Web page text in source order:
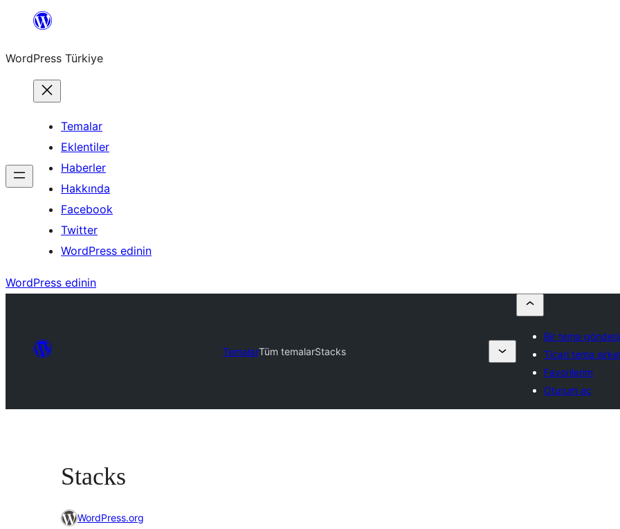
İçeriğe
WordPress Türkiye
Temalar
Eklentiler
Haberler
Hakkında
Facebook
Twitter
WordPress edinin
WordPress edinin
TemalarTüm temalarStacks
Bir tema
Ticari tema
Favorilerim
Oturum aç
Stacks
WordPress.org